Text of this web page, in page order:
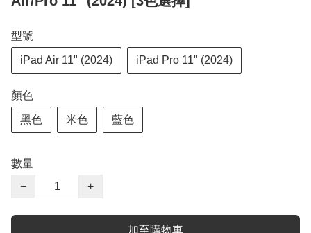
型號
iPad Air 11" (2024) iPad Pro 11" (2024)
顏色
黑色 米色 藍色
數量
−
+
加至購物車